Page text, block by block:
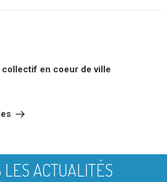
en coeur de ville
LES ACTUALITÉS